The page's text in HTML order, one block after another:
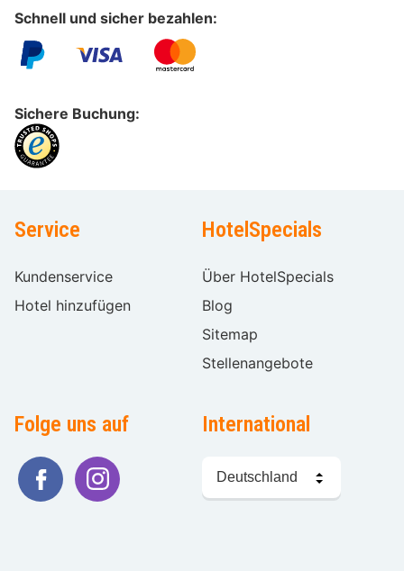
Schnell und sicher bezahlen:
Sichere Buchung:
Service
Kundenservice
Hotel hinzufügen
HotelSpecials
Über HotelSpecials
Blog
Sitemap
Stellenangebote
Folge uns auf International
wählen